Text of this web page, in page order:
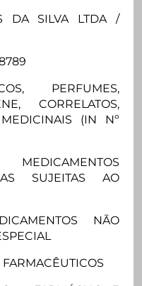
DA SILVA LTDA /
PERFUMES,
CORRELATOS,
(IN Nº
SUJEITAS AO
NÃO